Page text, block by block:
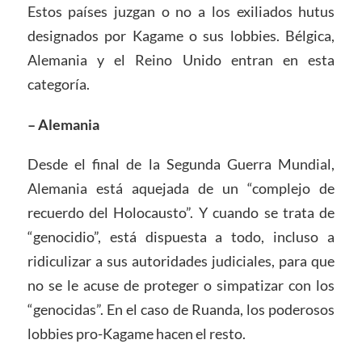
Estos países juzgan o no a los exiliados hutus
designados por Kagame o sus lobbies. Bélgica,
Alemania y el Reino Unido entran en esta
categoría.
– Alemania
Desde el final de la Segunda Guerra Mundial,
Alemania está aquejada de un “complejo de
recuerdo del Holocausto”. Y cuando se trata de
“genocidio”, está dispuesta a todo, incluso a
ridiculizar a sus autoridades judiciales, para que
no se le acuse de proteger o simpatizar con los
“genocidas”. En el caso de Ruanda, los poderosos
lobbies pro-Kagame hacen el resto.